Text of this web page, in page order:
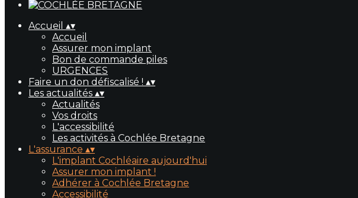
Accueil ▴▾
Accueil
Assurer mon implant
Bon de commande piles
URGENCES
Faire un don défiscalisé ! ▴▾
Les actualités ▴▾
Actualités
Vos droits
L'accessibilité
Les activités à Cochlée Bretagne
L'assurance ▴▾
L'implant Cochléaire aujourd'hui
Assurer mon implant !
Adhérer à Cochlée Bretagne
Accessibilité